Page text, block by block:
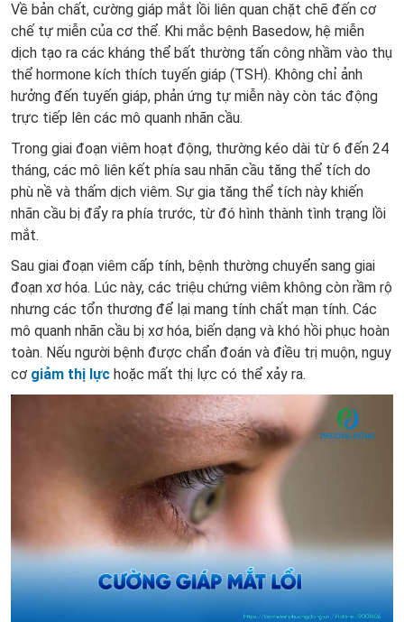
Về bản chất, cường giáp mắt lồi liên quan chặt chẽ đến cơ
chế tự miễn của cơ thể. Khi mắc bệnh Basedow, hệ miễn
dịch tạo ra các kháng thể bất thường tấn công nhầm vào thụ
thể hormone kích thích tuyến giáp (TSH). Không chỉ ảnh
hưởng đến tuyến giáp, phản ứng tự miễn này còn tác động
trực tiếp lên các mô quanh nhãn cầu.
Trong giai đoạn viêm hoạt động, thường kéo dài từ 6 đến 24
tháng, các mô liên kết phía sau nhãn cầu tăng thể tích do
phù nề và thấm dịch viêm. Sự gia tăng thể tích này khiến
nhãn cầu bị đẩy ra phía trước, từ đó hình thành tình trạng lồi
mắt.
Sau giai đoạn viêm cấp tính, bệnh thường chuyển sang giai
đoạn xơ hóa. Lúc này, các triệu chứng viêm không còn rầm rộ
nhưng các tổn thương để lại mang tính chất mạn tính. Các
mô quanh nhãn cầu bị xơ hóa, biến dạng và khó hồi phục hoàn
toàn. Nếu người bệnh được chẩn đoán và điều trị muộn, nguy
cơ giảm thị lực hoặc mất thị lực có thể xảy ra.